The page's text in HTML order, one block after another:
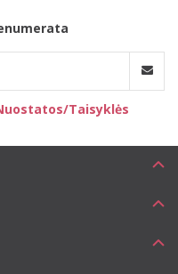
Taisyklės